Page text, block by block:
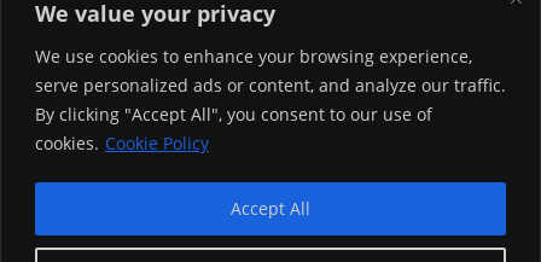
We value your privacy
We use cookies to enhance your browsing experience,
serve personalized ads or content, and analyze our traffic.
By clicking "Accept All", you consent to our use of
cookies. Cookie Policy
Accept All
Visitor Counter
Today: 365
Yesterday: 2257